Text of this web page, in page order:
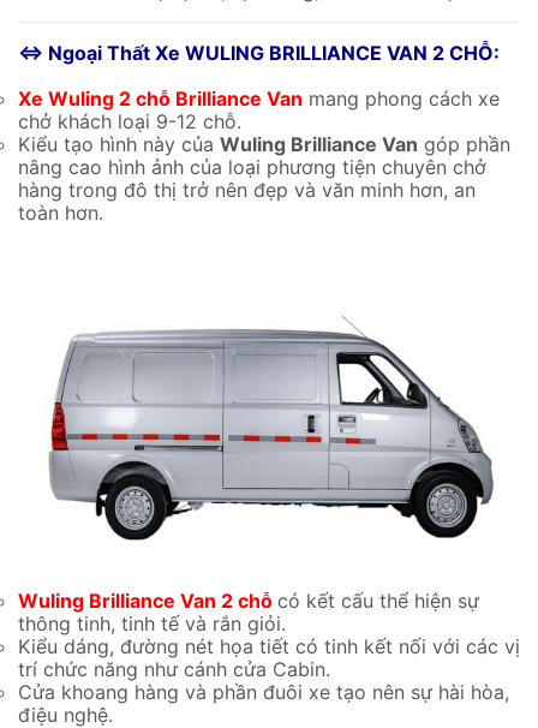
⇔ Ngoại Thất Xe WULING BRILLIANCE VAN 2 CHỖ:
Xe Wuling 2 chỗ Brilliance Van mang phong cách xe
chở khách loại 9-12 chỗ.
Kiểu tạo hình này của Wuling Brilliance Van góp phần
nâng cao hình ảnh của loại phương tiện chuyên chở
hàng trong đô thị trở nên đẹp và văn minh hơn, an
toàn hơn.
Wuling Brilliance Van 2 chỗ có kết cấu thể hiện sự
thông tinh, tinh tế và rắn giỏi.
Kiểu dáng, đường nét họa tiết có tinh kết nối với các vị
trí chức năng như cánh cửa Cabin.
Cửa khoang hàng và phần đuôi xe tạo nên sự hài hòa,
điệu nghệ.